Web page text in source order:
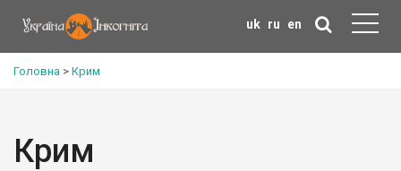
uk ru en
Головна > Крим
Крим